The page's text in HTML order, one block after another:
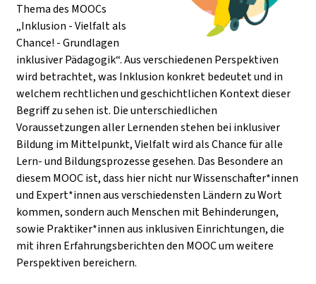
Thema des MOOCs
„Inklusion - Vielfalt als
Chance! - Grundlagen
inklusiver Pädagogik“. Aus verschiedenen Perspektiven
wird betrachtet, was Inklusion konkret bedeutet und in
welchem rechtlichen und geschichtlichen Kontext dieser
Begriff zu sehen ist. Die unterschiedlichen
Voraussetzungen aller Lernenden stehen bei inklusiver
Bildung im Mittelpunkt, Vielfalt wird als Chance für alle
Lern- und Bildungsprozesse gesehen. Das Besondere an
diesem MOOC ist, dass hier nicht nur Wissenschafter*innen
und Expert*innen aus verschiedensten Ländern zu Wort
kommen, sondern auch Menschen mit Behinderungen,
sowie Praktiker*innen aus inklusiven Einrichtungen, die
mit ihren Erfahrungsberichten den MOOC um weitere
Perspektiven bereichern.